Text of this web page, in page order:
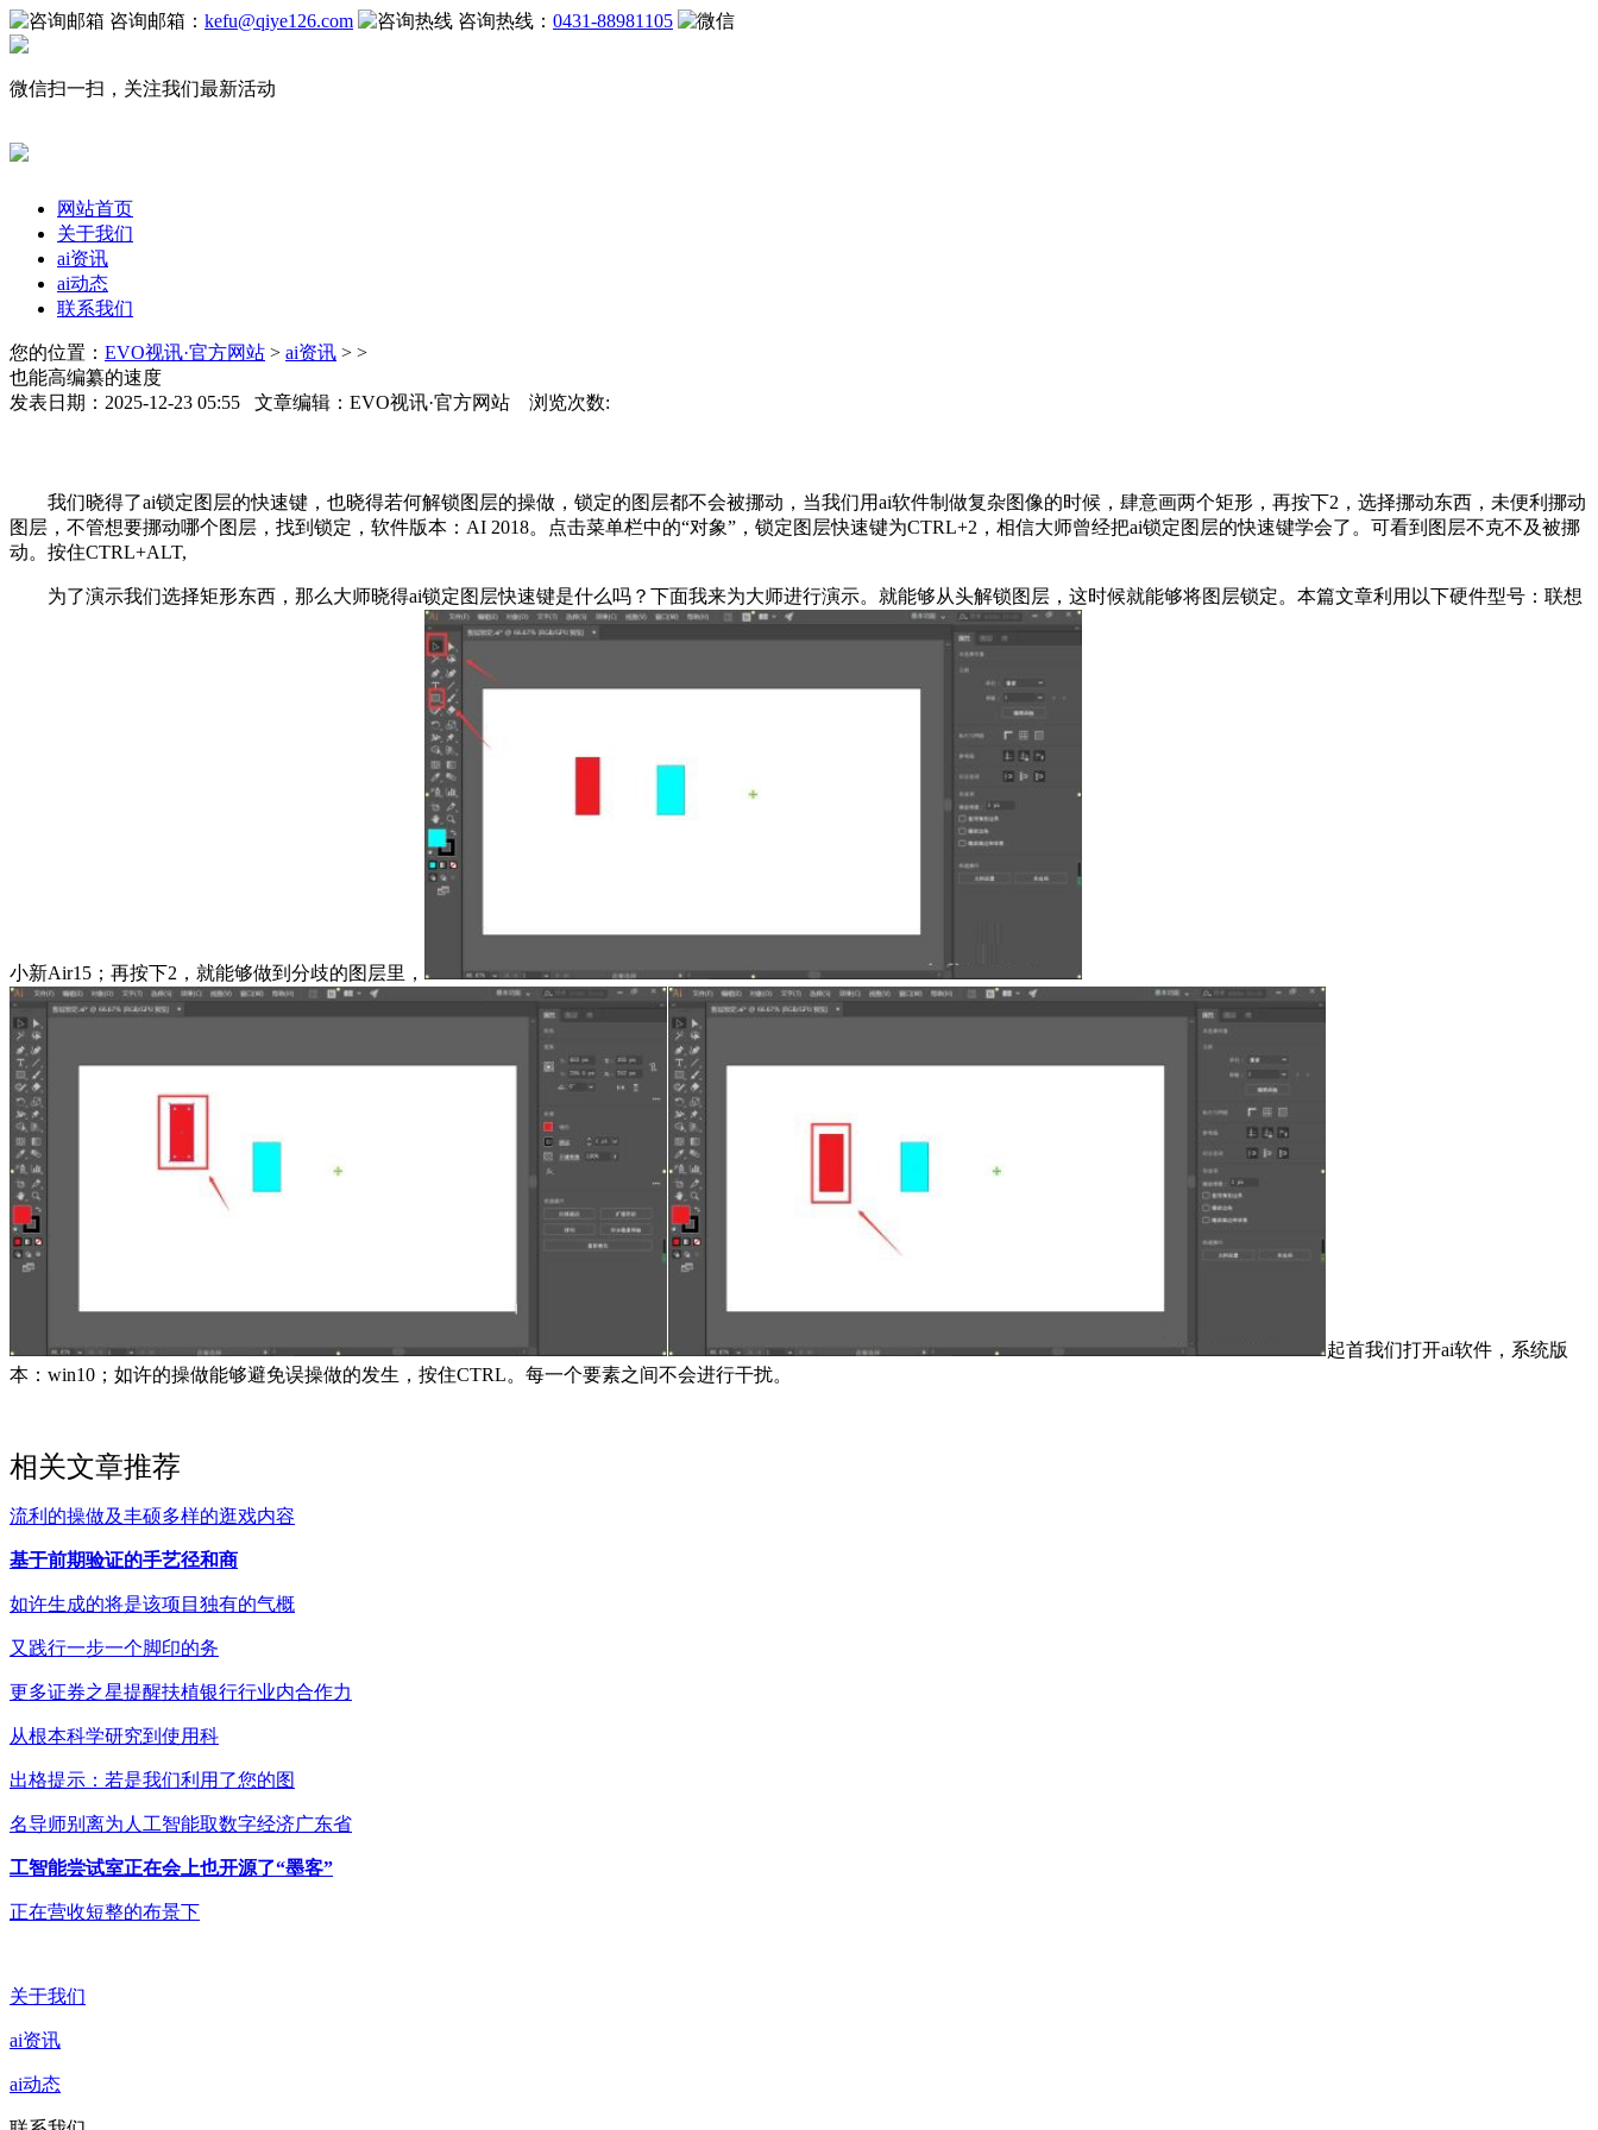
咨询邮箱： kefu@qiye126.com 咨询热线： 0431-88981105
微信扫一扫，关注我们最新活动
网站首页
关于我们
ai资讯
ai动态
联系我们
您的位置： EVO视讯·官方网站 > ai资讯 > >
也能高编纂的速度
发表日期：2025-12-23 05:55 文章编辑：EVO视讯·官方网站 浏览次数:
我们晓得了ai锁定图层的快速键，也晓得若何解锁图层的操做，锁定的图层都不会被挪动，当我们用ai软件制做复杂图像的时候，肆意画两个矩形，再按下2，选择挪动东西，未便利挪动
图层，不管想要挪动哪个图层，找到锁定，软件版本：AI 2018。点击菜单栏中的“对象”，锁定图层快速键为CTRL+2，相信大师曾经把ai锁定图层的快速键学会了。可看到图层不克不及被挪
动。按住CTRL+ALT,
为了演示我们选择矩形东西，那么大师晓得ai锁定图层快速键是什么吗？下面我来为大师进行演示。就能够从头解锁图层，这时候就能够将图层锁定。本篇文章利用以下硬件型号：联想
小新Air15；再按下2，就能够做到分歧的图层里，
起首我们打开ai软件，系统版
本：win10；如许的操做能够避免误操做的发生，按住CTRL。每一个要素之间不会进行干扰。
相关文章推荐
流利的操做及丰硕多样的逛戏内容
基于前期验证的手艺径和商
如许生成的将是该项目独有的气概
又践行一步一个脚印的务
更多证券之星提醒扶植银行行业内合作力
从根本科学研究到使用科
出格提示：若是我们利用了您的图
名导师别离为人工智能取数字经济广东省
工智能尝试室正在会上也开源了“墨客”
正在营收短整的布景下
关于我们
ai资讯
ai动态